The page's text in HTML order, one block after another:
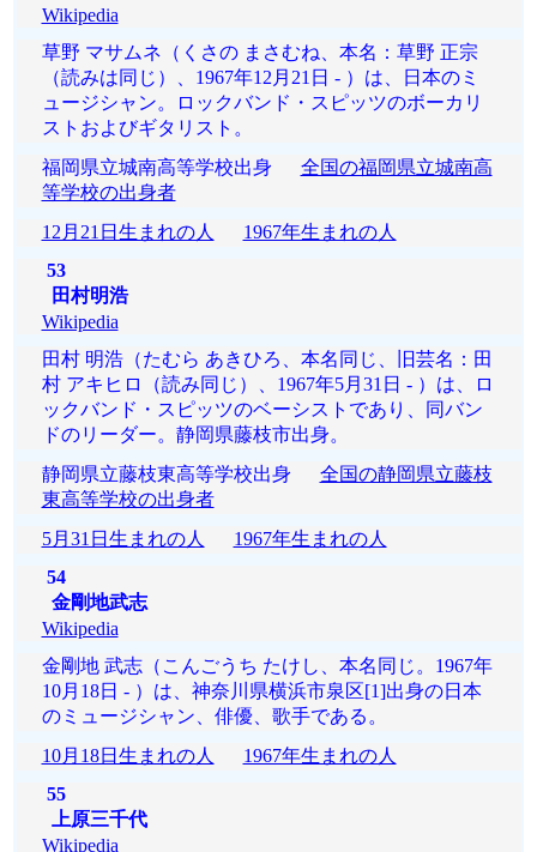
Wikipedia
草野 マサムネ（くさの まさむね、本名：草野 正宗
（読みは同じ）、1967年12月21日 - ）は、日本のミ
ュージシャン。ロックバンド・スピッツのボーカリ
ストおよびギタリスト。
福岡県立城南高等学校出身 全国の福岡県立城南高
等学校の出身者
12月21日生まれの人
1967年生まれの人
53
田村明浩
Wikipedia
田村 明浩（たむら あきひろ、本名同じ、旧芸名：田
村 アキヒロ（読み同じ）、1967年5月31日 - ）は、ロ
ックバンド・スピッツのベーシストであり、同バン
ドのリーダー。静岡県藤枝市出身。
静岡県立藤枝東高等学校出身 全国の静岡県立藤枝
東高等学校の出身者
5月31日生まれの人
1967年生まれの人
54
金剛地武志
Wikipedia
金剛地 武志（こんごうち たけし、本名同じ。1967年
10月18日 - ）は、神奈川県横浜市泉区[1]出身の日本
のミュージシャン、俳優、歌手である。
10月18日生まれの人
1967年生まれの人
55
上原三千代
Wikipedia